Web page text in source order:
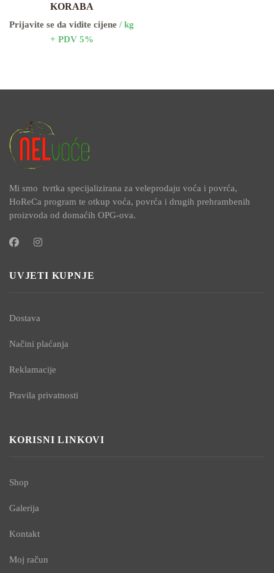
KORABA
Prijavite se da vidite cijene / kg
+ PDV 5%
Mi smo tvrtka specijalizirana za veleprodaju voća i povrća,
HoReCa program te otkup voća, povrća i drugih prehrambenih
proizvoda od domaćih OPG-ova.
UVJETI KUPNJE
Dostava
Načini plaćanja
Reklamacije
Pravila privatnosti
KORISNI LINKOVI
Shop
Galerija
Kontakt
Moj račun